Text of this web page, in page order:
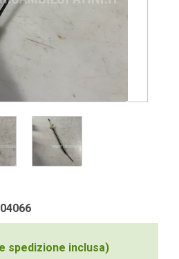
spedizione inclusa)